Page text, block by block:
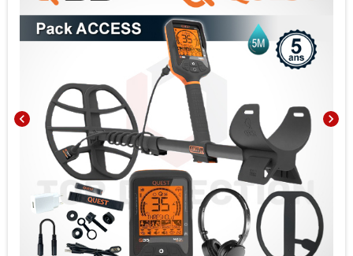
chevron_left chevron_right